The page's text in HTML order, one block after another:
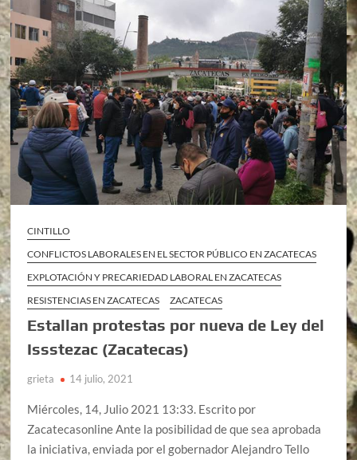
CINTILLO
CONFLICTOS LABORALES EN EL SECTOR PÚBLICO EN ZACATECAS
EXPLOTACIÓN Y PRECARIEDAD LABORAL EN ZACATECAS
RESISTENCIAS EN ZACATECAS
ZACATECAS
Estallan protestas por nueva de Ley del
Issstezac (Zacatecas)
grieta 14 julio, 2021
Miércoles, 14, Julio 2021 13:33. Escrito por
Zacatecasonline Ante la posibilidad de que sea aprobada
la iniciativa, enviada por el gobernador Alejandro Tello